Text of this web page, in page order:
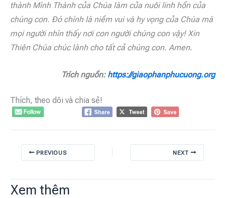
thành Mình Thánh của Chúa làm của nuôi linh hồn của
chúng con. Đó chính là niềm vui và hy vọng của Chúa mà
mọi người nhìn thấy nơi con người chúng con vậy! Xin
Thiên Chúa chúc lành cho tất cả chúng con. Amen.
Trích nguồn: https://giaophanphucuong.org
Thích, theo dõi và chia sẻ!
PREVIOUS NEXT
Xem thêm